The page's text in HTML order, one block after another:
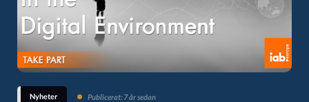
Nyheter Publicerat: 7 år sedan